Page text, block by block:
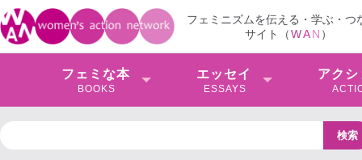
フェミニズムを伝える・学ぶ・つ
サイト（WAN ）
フェミな本
BOOKS
エッセイ
ESSAYS
アクシ